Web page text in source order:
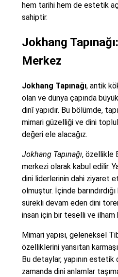
hem tarihi hem de estetik
sahiptir.
Jokhang
Merkez
Jokhang Tapınağı, antik
olan ve dünya çapında
dinî yapıdır. Bu bölümde,
mimari güzelliği ve dini
değeri ele alacağız.
Jokhang Tapınağı, özellikle
merkezi olarak kabul edilir.
dini liderlerinin dahi ziyaret
olmuştur. İçinde
sürekli devam eden dini
insan için bir teselli ve ilham
Mimari yapısı, geleneksel
özelliklerini yansıtan
Bu detaylar, yapının estetik
zamanda dini anlamlar